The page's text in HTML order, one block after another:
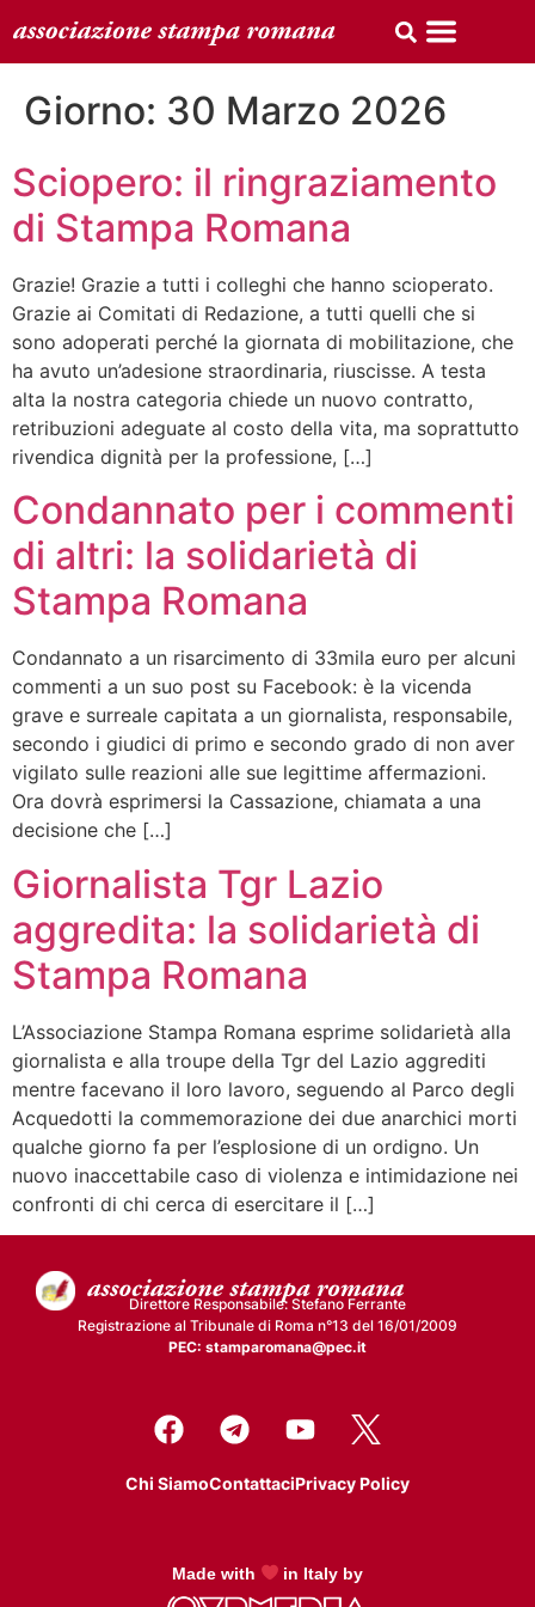
Giorno: 30 Marzo 2026
Sciopero: il ringraziamento
di Stampa Romana
Grazie! Grazie a tutti i colleghi che hanno scioperato.
Grazie ai Comitati di Redazione, a tutti quelli che si
sono adoperati perché la giornata di mobilitazione, che
ha avuto un’adesione straordinaria, riuscisse. A testa
alta la nostra categoria chiede un nuovo contratto,
retribuzioni adeguate al costo della vita, ma soprattutto
rivendica dignità per la professione, […]
Condannato per i commenti
di altri: la solidarietà di
Stampa Romana
Condannato a un risarcimento di 33mila euro per alcuni
commenti a un suo post su Facebook: è la vicenda
grave e surreale capitata a un giornalista, responsabile,
secondo i giudici di primo e secondo grado di non aver
vigilato sulle reazioni alle sue legittime affermazioni.
Ora dovrà esprimersi la Cassazione, chiamata a una
decisione che […]
Giornalista Tgr Lazio
aggredita: la solidarietà di
Stampa Romana
L’Associazione Stampa Romana esprime solidarietà alla
giornalista e alla troupe della Tgr del Lazio aggrediti
mentre facevano il loro lavoro, seguendo al Parco degli
Acquedotti la commemorazione dei due anarchici morti
qualche giorno fa per l’esplosione di un ordigno. Un
nuovo inaccettabile caso di violenza e intimidazione nei
confronti di chi cerca di esercitare il […]
Direttore Responsabile: Stefano Ferrante
Registrazione al Tribunale di Roma n°13 del 16/01/2009
PEC: stamparomana@pec.it
Chi SiamoContattaciPrivacy Policy
Made with in Italy by